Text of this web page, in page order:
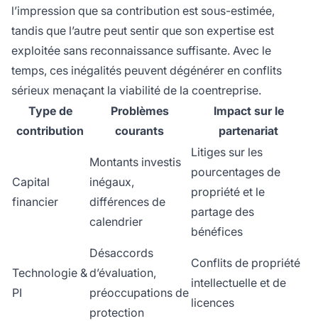
l’impression que sa contribution est sous-estimée,
tandis que l’autre peut sentir que son expertise est
exploitée sans reconnaissance suffisante. Avec le
temps, ces inégalités peuvent dégénérer en conflits
sérieux menaçant la viabilité de la coentreprise.
Type de
contribution
Problèmes
courants
Impact sur le
partenariat
Capital
financier
Montants investis
inégaux,
différences de
calendrier
Litiges sur les
pourcentages de
propriété et le
partage des
bénéfices
Technologie &
PI
Désaccords
d’évaluation,
préoccupations de
protection
Conflits de propriété
intellectuelle et de
licences